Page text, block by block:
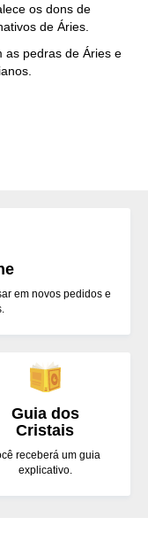
os dons de
de Áries.
as pedras de Áries e
em novos pedidos e
Guia dos
Cristais
receberá um guia
explicativo.